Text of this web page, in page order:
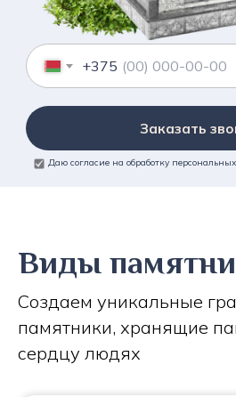
+375
Заказать
Даю согласие на обработку
Виды
Создаем уникальные
памятники, хранящие
сердцу людях